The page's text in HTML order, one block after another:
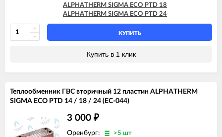
ALPHATHERM SIGMA ECO PTD 18
ALPHATHERM SIGMA ECO PTD 24
КУПИТЬ
Купить в 1 клик
Теплообменник ГВС вторичный 12 пластин ALPHATHERM
SIGMA ECO PTD 14 / 18 / 24 (EC-044)
3 000 ₽
Оренбург: >5 шт